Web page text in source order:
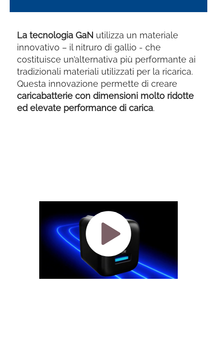
La tecnologia GaN utilizza un materiale
innovativo – il nitruro di gallio - che
costituisce un’alternativa più performante ai
tradizionali materiali utilizzati per la ricarica.
Questa innovazione permette di creare
caricabatterie con dimensioni molto ridotte
ed elevate performance di carica.